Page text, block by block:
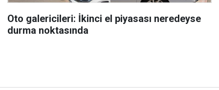
Oto galericileri: İkinci el piyasası neredeyse
durma noktasında